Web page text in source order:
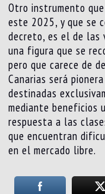
Otro instrumento
este 2025, y que se
decreto, es el de las
una figura que se
pero que carece de
Canarias será
destinadas
mediante beneficios
respuesta a las
que encuentran
en el mercado libre.